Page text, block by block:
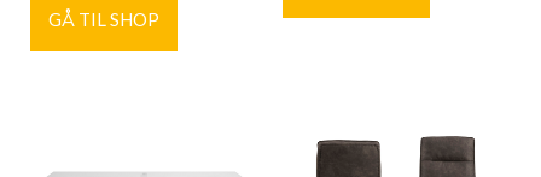
GÅ TIL SHOP